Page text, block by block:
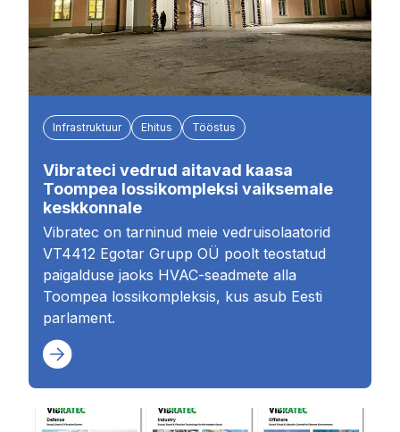
Infrastruktuur Ehitus Tööstus
Vibrateci vedrud aitavad kaasa
Toompea lossikompleksi vaiksemale
keskkonnale
Vibratec on tarninud meie vedruisolaatorid
VT4412 Egotar Grupp OÜ poolt teostatud
paigalduse jaoks HVAC-seadmete alla
Toompea lossikompleksis, kus asub Eesti
parlament.